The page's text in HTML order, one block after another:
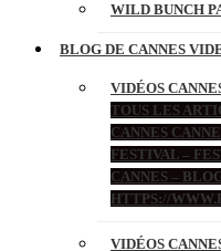
WILD BUNCH
BLOG DE CANNES
VIDÉOS
TOUS LES
CANNES
FESTIVAL –
CANNES –
HTTPS://
VIDÉOS